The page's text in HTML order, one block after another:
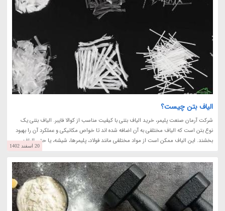
الیاف بتن چیست؟
شرکت آرمان صنعت پلیمر، خرید الیاف بتنی با کیفیت مناسب از کوالا فایبر. الیاف بتنی یک
نوع بتن است که الیاف مختلفی به آن اضافه شده اند تا خواص مکانیکی و عملکرد آن را بهبود
بخشند. این الیاف ممکن است از مواد مختلفی مانند فولاد، پلیمرها، شیشه، یا حتی الیاف...
20 اسفند 1402